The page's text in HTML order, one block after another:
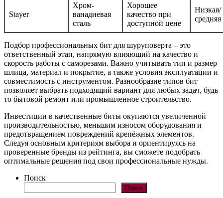
Stayer
Хром-
ванадиевая
сталь
Хорошее
качество при
доступной цене
Низкая/
средняя
Подбор профессиональных бит для шуруповерта – это
ответственный этап, напрямую влияющий на качество и
скорость работы с саморезами. Важно учитывать тип и размер
шлица, материал и покрытие, а также условия эксплуатации и
совместимость с инструментом. Разнообразие типов бит
позволяет выбрать подходящий вариант для любых задач, будь
то бытовой ремонт или промышленное строительство.
Инвестиции в качественные биты окупаются увеличенной
производительностью, меньшим износом оборудования и
предотвращением повреждений крепёжных элементов.
Следуя основным критериям выбора и ориентируясь на
проверенные бренды из рейтинга, вы сможете подобрать
оптимальные решения под свои профессиональные нужды.
Поиск
Поиск